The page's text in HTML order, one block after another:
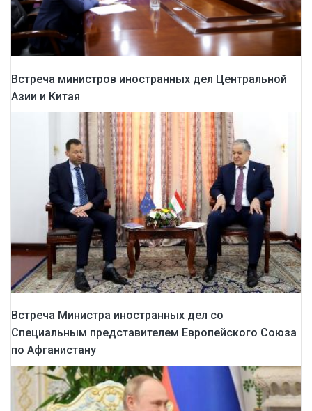
Встреча министров иностранных дел Центральной
Азии и Китая
Встреча Министра иностранных дел со
Специальным представителем Европейского Союза
по Афганистану